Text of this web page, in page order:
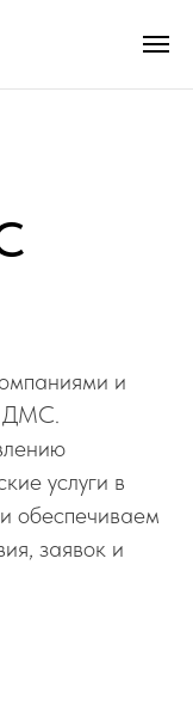
и
ДМС.
услуги в
обеспечиваем
заявок и